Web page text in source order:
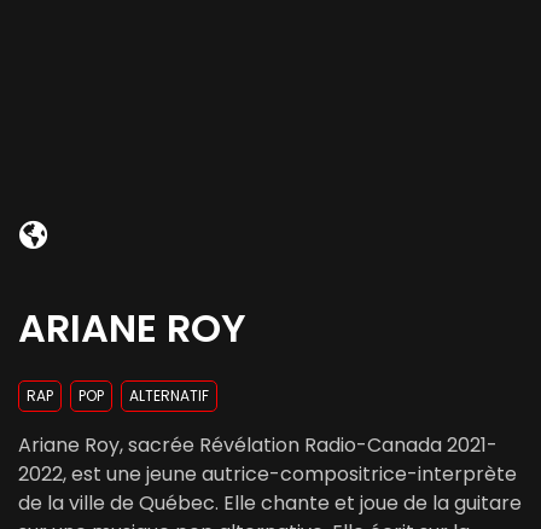
ARIANE ROY
RAP POP ALTERNATIF
Ariane Roy, sacrée Révélation Radio-Canada 2021-
2022, est une jeune autrice-compositrice-interprète
de la ville de Québec. Elle chante et joue de la guitare